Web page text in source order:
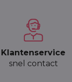
Klantenservice
snel contact